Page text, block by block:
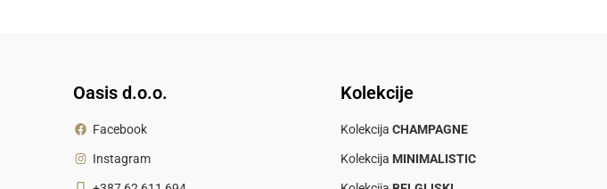
Oasis d.o.o.
Facebook
Instagram
Kolekcije
Kolekcija CHAMPAGNE
Kolekcija MINIMALISTIC